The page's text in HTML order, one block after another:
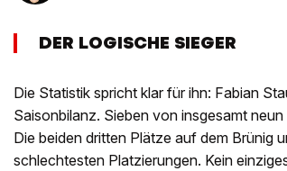
DER LOGISCHE SIEGER
Die Statistik spricht klar für ihn: Fabian
Saisonbilanz. Sieben von insgesamt
Die beiden dritten Plätze auf dem Brünig
schlechtesten Platzierungen. Kein